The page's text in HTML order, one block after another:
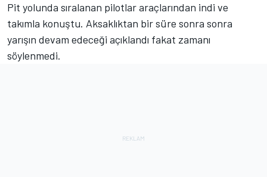
Pit yolunda sıralanan pilotlar araçlarından indi ve
takımla konuştu. Aksaklıktan bir süre sonra sonra
yarışın devam edeceği açıklandı fakat zamanı
söylenmedi.